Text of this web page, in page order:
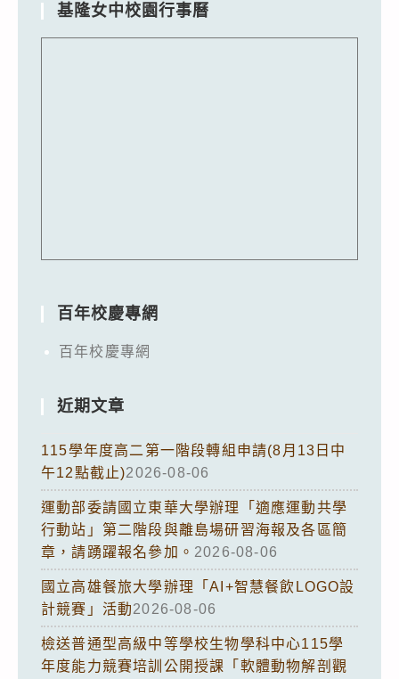
基隆女中校園行事曆
百年校慶專網
百年校慶專網
近期文章
115學年度高二第一階段轉組申請(8月13日中
午12點截止)2026-08-06
運動部委請國立東華大學辦理「適應運動共學
行動站」第二階段與離島場研習海報及各區簡
章，請踴躍報名參加。 2026-08-06
國立高雄餐旅大學辦理「AI+智慧餐飲LOGO設
計競賽」活動2026-08-06
檢送普通型高級中等學校生物學科中心115學
年度能力競賽培訓公開授課「軟體動物解剖觀